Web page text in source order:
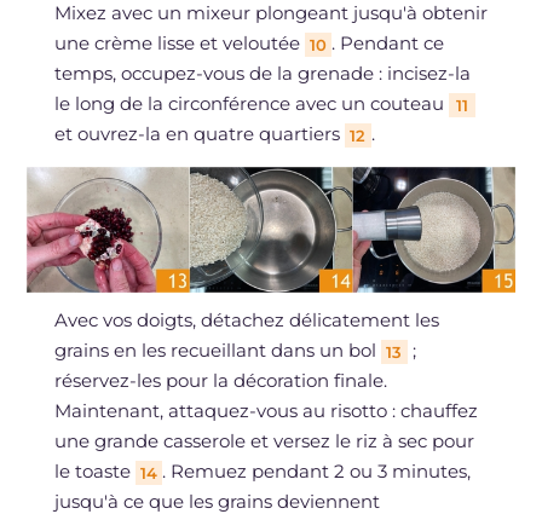
Mixez avec un mixeur plongeant jusqu'à obtenir
une crème lisse et veloutée 10 . Pendant ce
temps, occupez-vous de la grenade : incisez-la
le long de la circonférence avec un couteau
11
et ouvrez-la en quatre quartiers 12 .
Avec vos doigts, détachez délicatement les
grains en les recueillant dans un bol 13
;
réservez-les pour la décoration finale.
Maintenant, attaquez-vous au risotto : chauffez
une grande casserole et versez le riz à sec pour
le toaste 14 . Remuez pendant 2 ou 3 minutes,
jusqu'à ce que les grains deviennent